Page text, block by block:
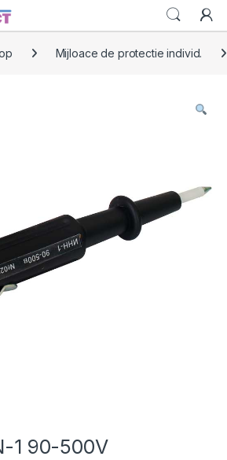
Mijloace de protectie individ.
1 90-500V